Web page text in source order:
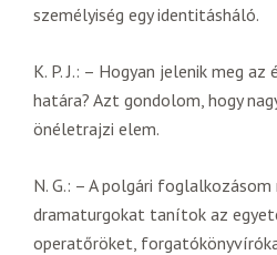
személyiség egy identitásháló.
K. P. J.: – Hogyan jelenik meg
határa? Azt gondolom, hogy
önéletrajzi elem.
N. G.: – A polgári
dramaturgokat tanítok az
operatőröket,